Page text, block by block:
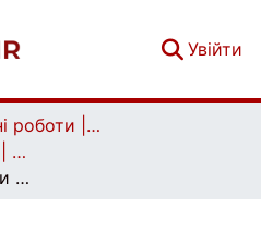
Увійти
Кваліфікаційні роботи | Qualifying works
Магістерські роботи | Master's theses
Дослідження природи колекторів у перехідних кам’яновугільно-пермських породах району Соснівської солянокупольної структури (Приосоьова зона Дніпровсько-Донецької западини)